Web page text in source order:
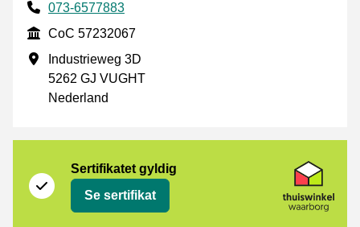
Phone number
073-6577883
CoC
CoC 57232067
Forretningsadresse
Industrieweg 3D
5262 GJ VUGHT
Nederland
Sertifikatet gyldig
Se sertifikat